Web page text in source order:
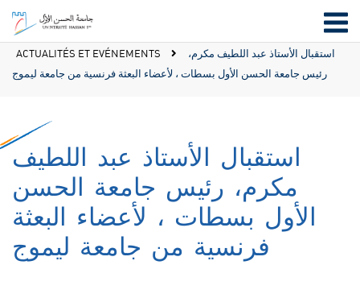
ACTUALITÉS ET EVÉNEMENTS
استقبال الأستاذ عبد اللطيف مكرم،
رئيس جامعة الحسن الأول بسطات ، لأعضاء البعثة فرنسية من جامعة ليموج
استقبال الأستاذ عبد اللطيف
مكرم، رئيس جامعة الحسن
الأول بسطات ، لأعضاء البعثة
فرنسية من جامعة ليموج